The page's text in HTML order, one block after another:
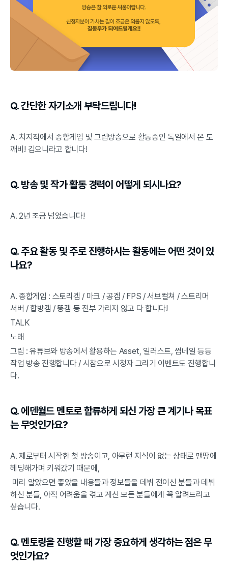
Q. 간단한 자기소개 부탁드립니다!
A. 치지직에서 종합게임 및 그림방송으로 활동중인 독일에서 온 도
깨비! 김오니라고 합니다!
Q. 방송 및 작가 활동 경력이 어떻게 되시나요?
A. 2년 조금 넘었습니다!
Q. 주요 활동 및 주로 진행하시는 활동에는 어떤 것이 있
나요?
A. 종합게임 : 스토리겜 / 마크 / 공겜 / FPS / 서브컬쳐 / 스트리머
서버 / 합방겜 / 똥겜 등 전부 가리지 않고 다 합니다!
TALK
노래
그림 : 유튜브와 방송에서 활용하는 Asset, 일러스트, 썸네일 등등
작업 방송 진행합니다 / 시참으로 시청자 그리기 이벤트도 진행합니
다.
Q. 에덴월드 멘토로 합류하게 되신 가장 큰 계기나 목표
는 무엇인가요?
A. 제로부터 시작한 첫 방송이고, 아무런 지식이 없는 상태로 맨땅에
헤딩해가며 키워갔기 때문에,
하신 분들, 아직 어려움을 겪고 계신 모든 분들에게 꼭 알려드리고
싶습니다.
Q. 멘토링을 진행할 때 가장 중요하게 생각하는 점은 무
엇인가요?